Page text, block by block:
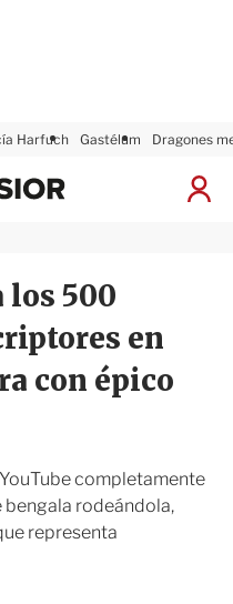
Harfuch Gastélum Dragones
I
x
s
i
r
los 500
en
con épico
completamente
bengala rodeándola,
representa